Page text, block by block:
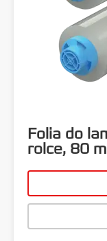
Folia do
rolce, 80